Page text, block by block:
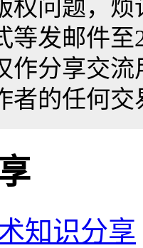
权问题，
等发邮件至
作分享交
者的任何
知识分享